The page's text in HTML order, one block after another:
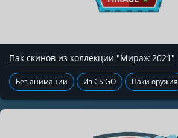
Пак скинов из коллекции "Мираж 2021"
Без анимации Из CS:GO Паки оружия